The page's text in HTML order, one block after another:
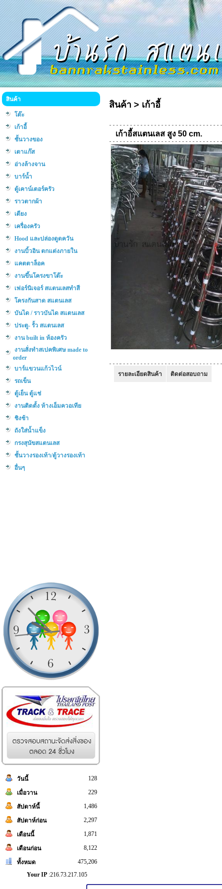
สินค้า
โต๊ะ
เก้าอี้
ชั้นวางของ
เตาแก๊ส
อ่างล้างจาน
บาร์น้ำ
ตู้เคาน์เตอร์ครัว
ราวตากผ้า
เตียง
เครื่องครัว
Hood และปล่องดูดควัน
งานบิ้วอิน ตกแต่งภายใน
แคตตาล็อค
งานขึ้นโครงขาโต๊ะ
เฟอร์นิเจอร์ สแตนเลสทำสี
โครงกันสาด สแตนเลส
บันได / ราวบันได สแตนเลส
ประตู- รั้ว สแตนเลส
งาน built in ห้องครัว
งานสั่งทำสเปคพิเศษ made to
order
บาร์แขวนแก้วไวน์
รถเข็น
ตู้เย็น ตู้แช่
งานติดตั้ง ห้างเอ็มควอเทีย
ชิงช้า
ถังใส่น้ำแข็ง
กรงสุนัขสแตนเลส
ชั้นวางรองเท้า/ตู้วางรองเท้า
อื่นๆ
วันนี้ 128
เมื่อวาน 229
สัปดาห์นี้ 1,486
สัปดาห์ก่อน 2,297
เดือนนี้ 1,871
เดือนก่อน 8,122
ทั้งหมด
475,206
Your IP :216.73.217.105
สินค้า > เก้าอี้
เก้าอี้สแตนเลส สูง 50 cm.
รายละเอียดสินค้า ติดต่อสอบถาม